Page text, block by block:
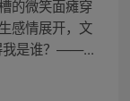
的微笑面瘫穿
感情展开，文
我是谁？——...